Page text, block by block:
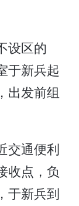
设区的
于新兵起
出发前组
交通便利
收点，负
于新兵到